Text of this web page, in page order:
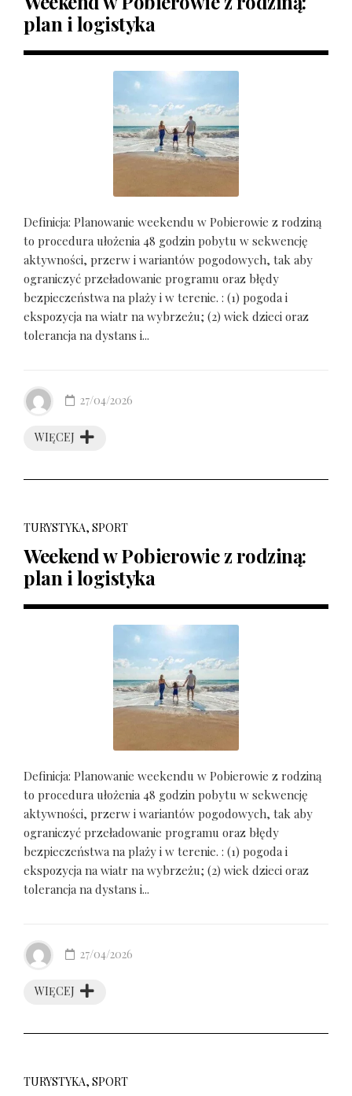
plan i logistyka
Definicja: Planowanie weekendu w Pobierowie z rodziną
to procedura ułożenia 48 godzin pobytu w sekwencję
aktywności, przerw i wariantów pogodowych, tak aby
ograniczyć przeładowanie programu oraz błędy
bezpieczeństwa na plaży i w terenie. : (1) pogoda i
ekspozycja na wiatr na wybrzeżu; (2) wiek dzieci oraz
tolerancja na dystans i...
WIĘCEJ
27/04/2026
TURYSTYKA, SPORT
Weekend w Pobierowie z rodziną:
plan i logistyka
Definicja: Planowanie weekendu w Pobierowie z rodziną
to procedura ułożenia 48 godzin pobytu w sekwencję
aktywności, przerw i wariantów pogodowych, tak aby
ograniczyć przeładowanie programu oraz błędy
bezpieczeństwa na plaży i w terenie. : (1) pogoda i
ekspozycja na wiatr na wybrzeżu; (2) wiek dzieci oraz
tolerancja na dystans i...
WIĘCEJ
27/04/2026
TURYSTYKA, SPORT